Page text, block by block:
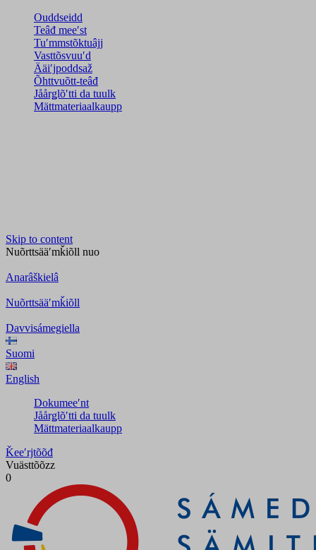
Ouddseidd
Teâđ meeʹst
Tuʹmmstõktuâjj
Vasttõsvuuʹd
Ääiʹjpoddsaž
Õhttvuõtt-teâđ
Jåårǥlõʹtti da tuulk
Mättmateriaalkaupp
Skip to content
Nuõrttsääʹmǩiõll nuo
Anarâškielâ
Nuõrttsääʹmǩiõll
Davvisámegiella
Suomi
English
Dokumeeʹnt
Jåårǥlõʹtti da tuulk
Mättmateriaalkaupp
Ǩeeʹrjtõõđ
Vuästtõõzz
0